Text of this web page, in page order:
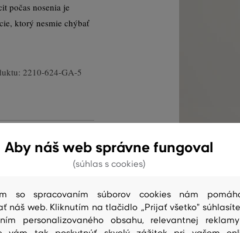
počas nosenia je
ktorý nesmie chýbať
2210-624-GA-5
Aby náš web správne fungoval
(súhlas s cookies)
so spracovaním súborov cookies nám
náš web. Kliknutím na tlačidlo „Prijať všetko"
personalizovaného obsahu, relevantnej